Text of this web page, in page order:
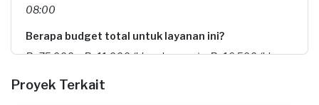
08:00
Berapa budget total untuk layanan ini?
Rp75.000 + Rp11.000 (biaya layanan) + Rp16.500 (biaya
Proyek Terkait